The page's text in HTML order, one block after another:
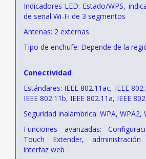
Indicadores LED: Estado/WPS,
de señal Wi-Fi de 3 segmentos
Antenas: 2 externas
Tipo de enchufe: Depende de la
Conectividad
Estándares: IEEE 802.11ac, IEEE
IEEE 802.11b, IEEE 802.11a, IEEE
Seguridad inalámbrica: WPA, WPA2,
Funciones avanzadas:
Touch Extender,
interfaz web